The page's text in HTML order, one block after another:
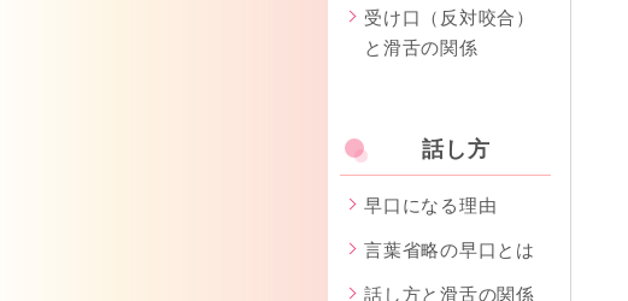
受け口（反対咬合）
と滑舌の関係
話し方
早口になる理由
言葉省略の早口とは
話し方と滑舌の関係